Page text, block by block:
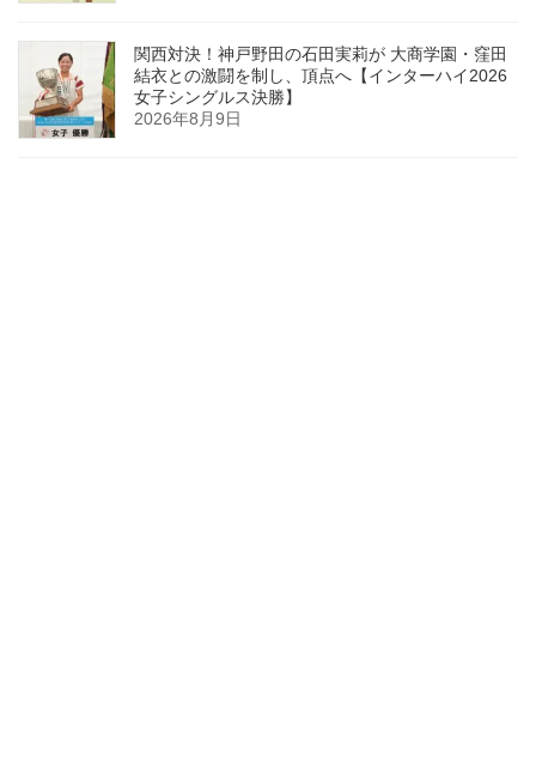
関西対決！神戸野田の石田実莉が 大商学園・窪田
結衣との激闘を制し、頂点へ【インターハイ2026
女子シングルス決勝】
2026年8月9日